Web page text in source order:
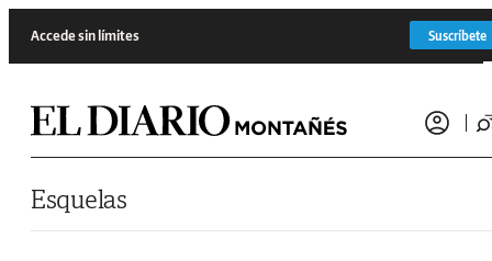
Accede sin límites Suscríbete
Esquelas